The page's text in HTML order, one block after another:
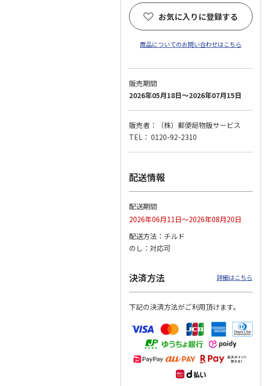
【グリーティング切
円…
4.8（11）
5,500円
4.6（7）
11,000円
お気に入りに登録する
商品についてのお問い合わせはこちら
販売期間
2026年05月18日～2026年07月15日
販売者：（株）郵便局物販サービス
TEL： 0120-92-2310
配送情報
配送期間
2026年06月11日～2026年08月20日
配送方法
チルド
のし
対応可
決済方法 詳細はこちら
下記の決済方法がご利用頂けます。